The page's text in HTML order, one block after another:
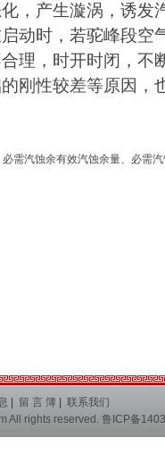
，产生漩涡，诱发
动时，若驼峰段空
理，时开时闭，不
刚性较差等原因，
汽蚀余有效汽蚀余量、必需
留 言 簿
联系我们
All rights reserved. 鲁ICP备